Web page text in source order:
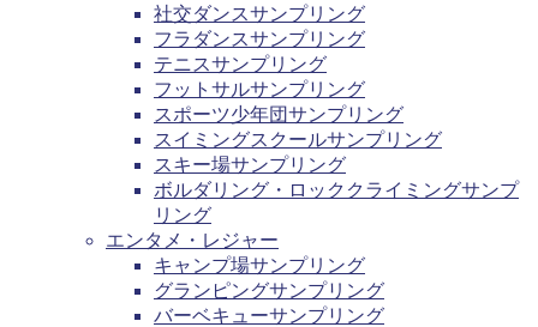
社交ダンスサンプリング
フラダンスサンプリング
テニスサンプリング
フットサルサンプリング
スポーツ少年団サンプリング
スイミングスクールサンプリング
スキー場サンプリング
ボルダリング・ロッククライミングサンプ
リング
エンタメ・レジャー
キャンプ場サンプリング
グランピングサンプリング
バーベキューサンプリング